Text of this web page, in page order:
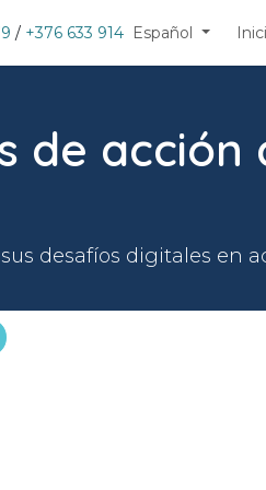
/ +376 633 914 Español
de acción
desafíos digitales en